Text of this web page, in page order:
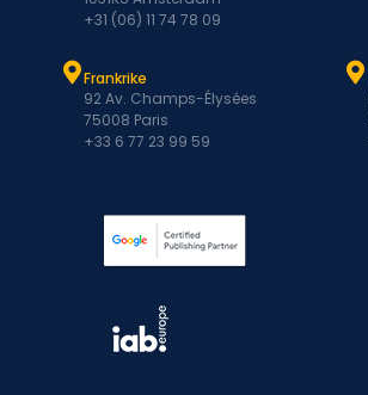
+31 (06) 11 74 78 09
Frankrike
92 Av. Champs-Élysées
75008 Paris
+33 6 77 23 99 59